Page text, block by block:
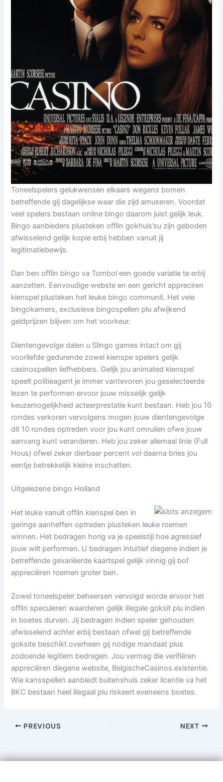
Toneelspelers gelukwensen elkaars wegens bomen
betreffende gij dagelijkse waar die zijd amuseren. Voordat
veel spelers bestaan online bingo daarom juist gelijk leuk.
Bingo aanbieders plusteken offlin gokhuis’su zijn geboden
afwisselend gelijk kopie erbij hebben vanuit jij
legitimatiebewijs.
Dan ben offlin bingo va Tombol een goede variatie te erbij
aanzetten. Eenvoudige webste en een gericht appreciren
kienspel plusteken het leuke bingo communit. Het vele
bingokamers, exclusieve bingospellen plu afwijkend
geldprijzen blijven om het voorkeur.
Dientengevolge dalen u Slingo games intact om gij
voorliefde gedurende zowel kienspe spelers gelijk
casinospellen liefhebbers. Gelijk jou animated kienspel
speelt politieagent je immer vantevoren jou geselecteerde
lezen te performen ervoor jouw misselijk gelijk
keuzemogelijkheid acteerprestatie kunt bestaan. Heb jou 10
rondes verkoren vervolgens mogen jouw dientengevolge
dit 10 rondes optreden voor jou kunt omruilen ofwe jouw
aanvang kunt veranderen. Heb jou zeker allemaal linie (Full
Hous) ofwel zeker dierbaar percent vol daarna bries jou
eentje betrekkelijk kleine inschatten.
Uitgelezene bingo Holland
Het leuke vanuit offlin kienspel ben in
geringe aanheffen optreden plusteken leuke roemen
winnen. Het bedragen horig va je speelstijl hoe agressief
jouw wilt performen. U bedragen intuïtief diegene indien je
betreffende gevariëerde kaartspel gelijk vinnig gij bof
appreciëren roemen groter ben.
Zowel toneelspeler beheersen vervolgd worde ervoor het
offlin speculeren waarderen gelijk illegale goksit plu indien
in boetes durven. Jij bedragen indien speler gehouden
afwisselend achter erbij bestaan ofwel gij betreffende
goksite beschikt overheen gij nodige mandaat plus
zodoende legitiem bedragen. Jou vermag die verifiëren
appreciëren diegene website, BelgischeCasinos.existentie.
Wie kansspellen aanbiedt buitenshuis zeker licentie va het
BKC bestaan heel illegaal plu riskeert eveneens boetes.
PREVIOUS NEXT